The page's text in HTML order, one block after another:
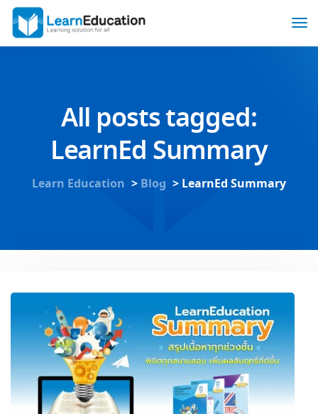
All posts tagged:
LearnEd Summary
Learn Education > Blog > LearnEd Summary